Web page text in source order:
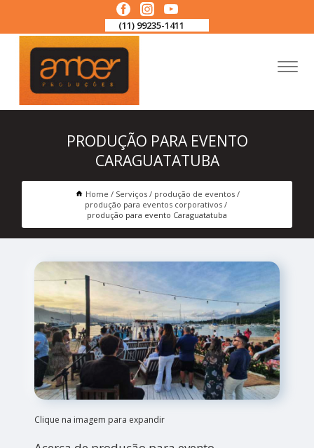
(11) 99235-1411
PRODUÇÃO PARA EVENTO
CARAGUATATUBA
Home Serviços
produção de eventos
produção para eventos corporativos
produção para evento Caraguatatuba
Clique na imagem para expandir